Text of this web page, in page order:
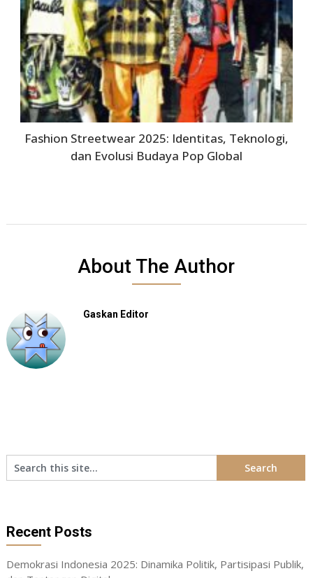
Fashion Streetwear 2025: Identitas, Teknologi,
dan Evolusi Budaya Pop Global
About The Author
Gaskan Editor
Recent Posts
Demokrasi Indonesia 2025: Dinamika Politik, Partisipasi Publik,